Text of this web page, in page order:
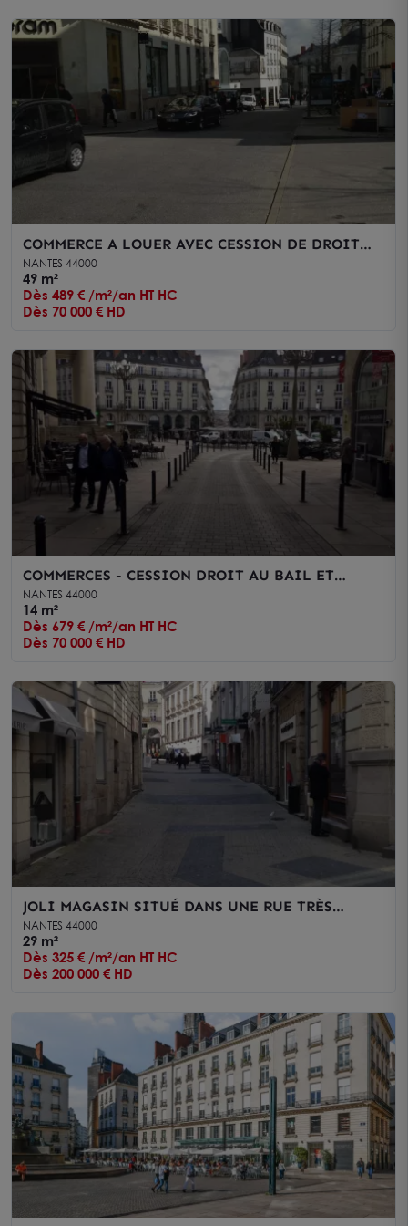
COMMERCE A LOUER AVEC CESSION DE DROIT
AU BAIL - NANTES
NANTES 44000
49 m²
Dès 489 € /m²/an HT HC
Dès 70 000 € HD
COMMERCES - CESSION DROIT AU BAIL ET
LOCATION - NANTES - RACINE
NANTES 44000
14 m²
Dès 679 € /m²/an HT HC
Dès 70 000 € HD
JOLI MAGASIN SITUÉ DANS UNE RUE TRÈS
COMMERÇANTE
NANTES 44000
29 m²
Dès 325 € /m²/an HT HC
Dès 200 000 € HD